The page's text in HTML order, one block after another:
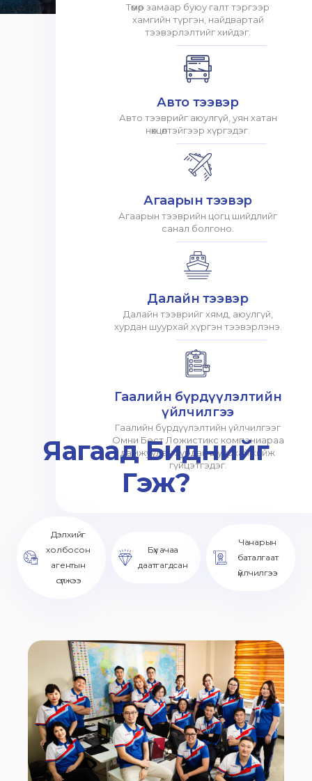
Төмөр замаар буюу галт тэргээр
хамгийн түргэн, найдвартай
тээвэрлэлтийг хийдэг.
Авто тээвэр
Авто тээврийг аюулгүй, уян хатан
нөхцөлтэйгээр хүргэдэг.
Агаарын тээвэр
Агаарын тээврийн цогц шийдлийг
санал болгоно.
Далайн тээвэр
Далайн тээврийг хямд, аюулгүй,
хурдан шуурхай хүргэн тээвэрлэнэ.
Гаалийн бүрдүүлэлтийн
үйлчилгээ
Гаалийн бүрдүүлэлтийн үйлчилгээг
Омни Бест Ложистикс компаниараа
дамжуулан хурдан шуурхай хийж
гүйцэтгэдэг.
Яагаад Биднийг
Гэж?
Дэлхийг
холбосон
агентын
сүлжээ
Бүх ачаа
даатгагдсан
Чанарын
баталгаат
үйлчилгээ